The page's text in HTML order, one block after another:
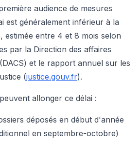
audience de mesures
est généralement inférieur à la
estimée entre 4 et 8 mois selon
par la Direction des affaires
et le rapport annuel sur les
(justice.gouv.fr).
allonger ce délai :
déposés en début d'année
en septembre-octobre)